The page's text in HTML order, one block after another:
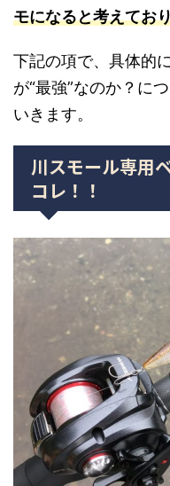
モになると考えてお
下記の項で、具体的
が“最強”なのか？に
いきます。
川スモール専用
コレ！！